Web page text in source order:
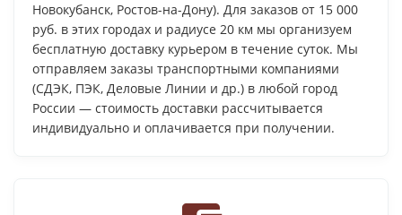
Новокубанск, Ростов-на-Дону). Для заказов от 15 000
руб. в этих городах и радиусе 20 км мы организуем
бесплатную доставку курьером в течение суток. Мы
отправляем заказы транспортными компаниями
(СДЭК, ПЭК, Деловые Линии и др.) в любой город
России — стоимость доставки рассчитывается
индивидуально и оплачивается при получении.